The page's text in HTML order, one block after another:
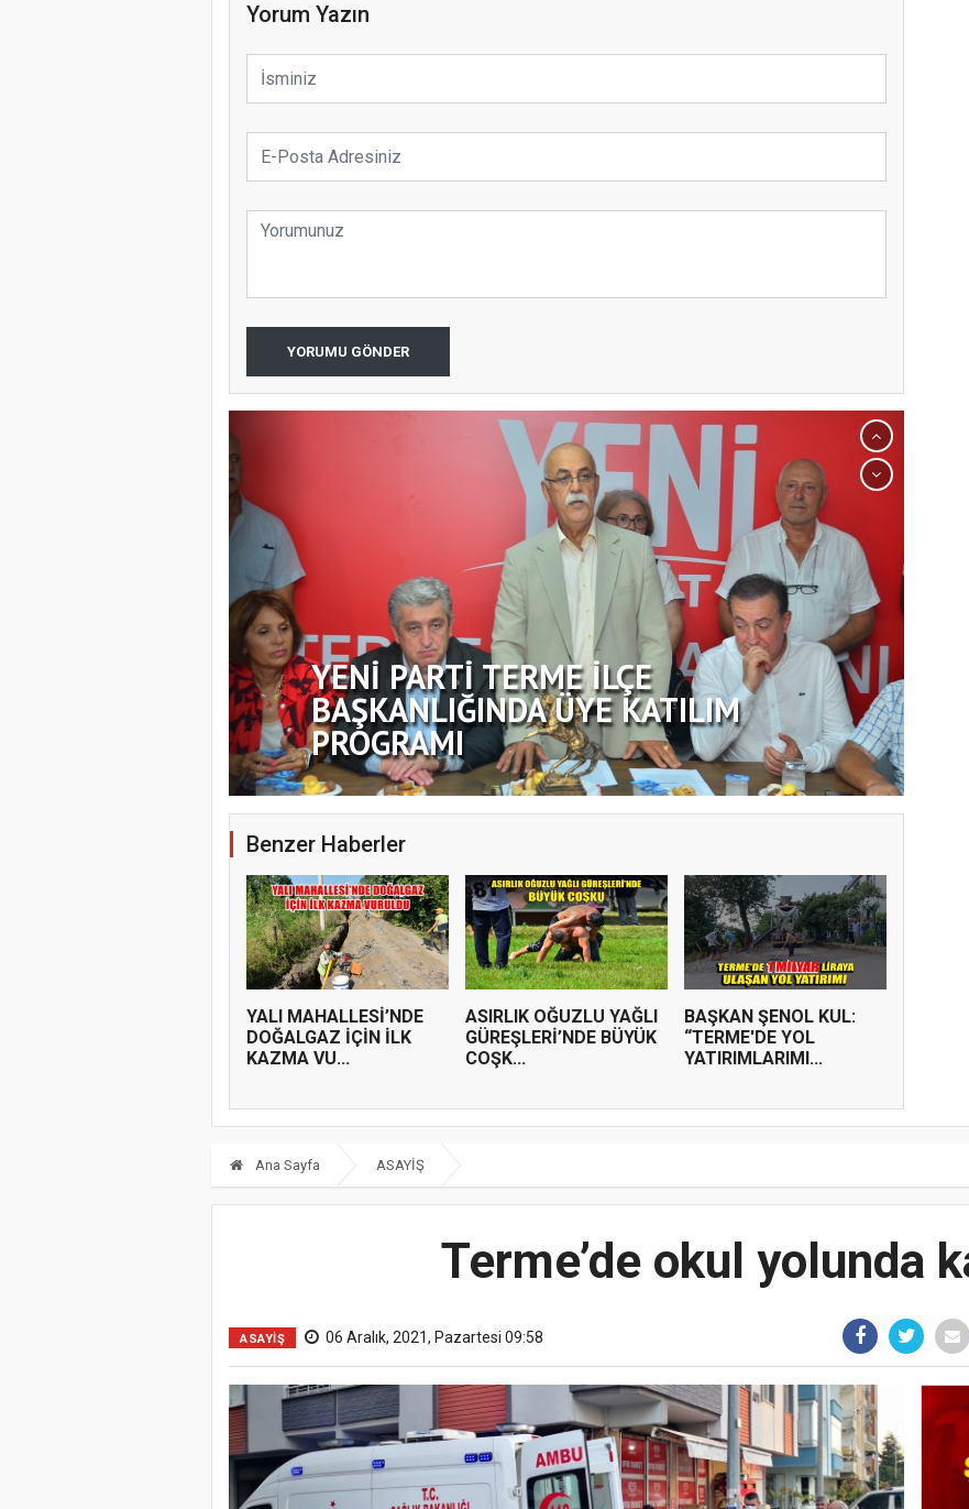
Yorum Yazın
YORUMU GÖNDER
YENİ PARTİ TERME İLÇE
BAŞKANLIĞINDA ÜYE KATILIM
PROGRAMI
Benzer Haberler
YALI MAHALLESİ’NDE
DOĞALGAZ İÇİN İLK
KAZMA VU...
ASIRLIK OĞUZLU YAĞLI
GÜREŞLERİ’NDE BÜYÜK
COŞK...
BAŞKAN ŞENOL KUL:
“TERME'DE YOL
YATIRIMLARIMI...
Ana Sayfa ASAYİŞ
Terme’de okul yolunda
ASAYİŞ 06 Aralık, 2021, Pazartesi 09:58